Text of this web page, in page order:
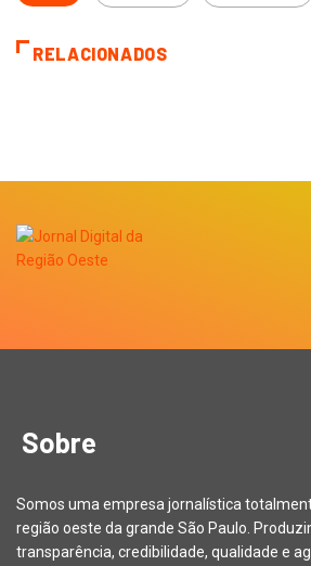
RELACIONADOS
Sobre
Somos uma empresa jornalística
região oeste da grande São Paulo.
transparência, credibilidade, qualidade e